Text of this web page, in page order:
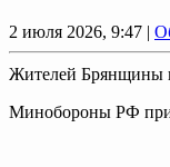
2 июля 2026, 9:47 |
Жителей Брянщины
Минобoроны РФ